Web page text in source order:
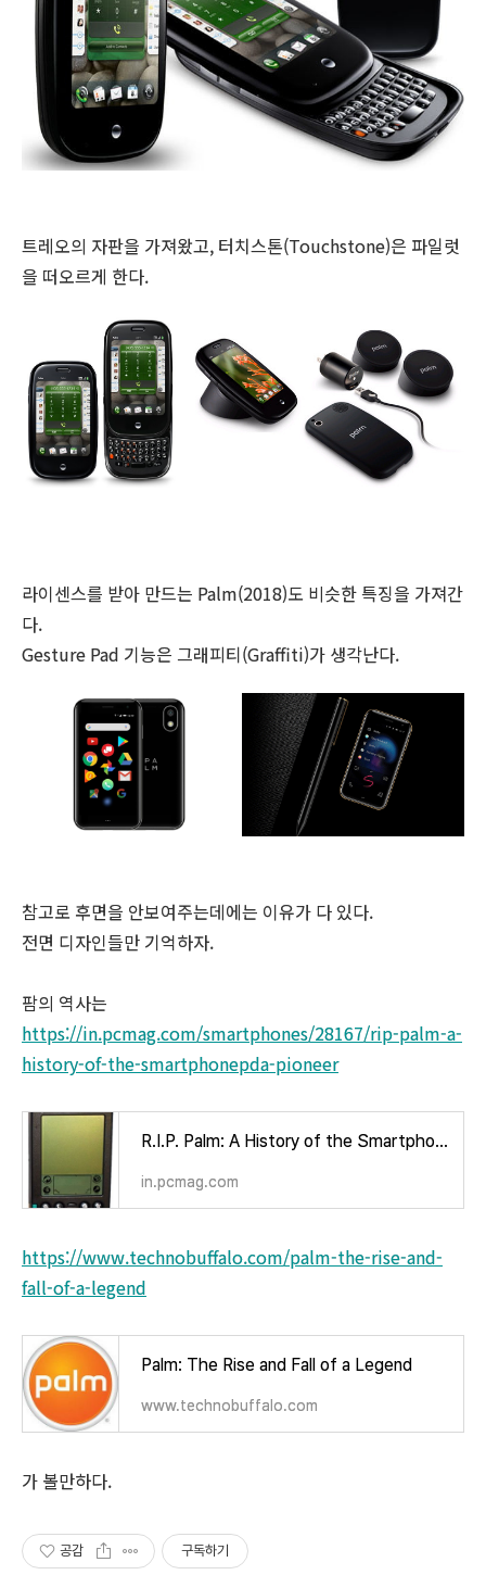
트레오의 자판을 가져왔고, 터치스톤(Touchstone)은 파일럿
을 떠오르게 한다.
라이센스를 받아 만드는 Palm(2018)도 비슷한 특징을 가져간
다.
Gesture Pad 기능은 그래피티(Graffiti)가 생각난다.
참고로 후면을 안보여주는데에는 이유가 다 있다.
전면 디자인들만 기억하자.
팜의 역사는
https://in.pcmag.com/smartphones/28167/rip-palm-a-
history-of-the-smartphonepda-pioneer
R.I.P. Palm: A History of the Smartphone/PDA Pioneer
in.pcmag.com
https://www.technobuffalo.com/palm-the-rise-and-
fall-of-a-legend
Palm: The Rise and Fall of a Legend
www.technobuffalo.com
가 볼만하다.
공감 구독하기